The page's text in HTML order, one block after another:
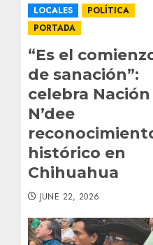
LOCALES
POLÍTICA
PORTADA
“Es el
de sanación”:
celebra Nación
N’dee
histórico en
Chihuahua
JUNE 22, 2026